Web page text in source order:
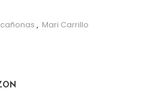
, Mari Carrillo